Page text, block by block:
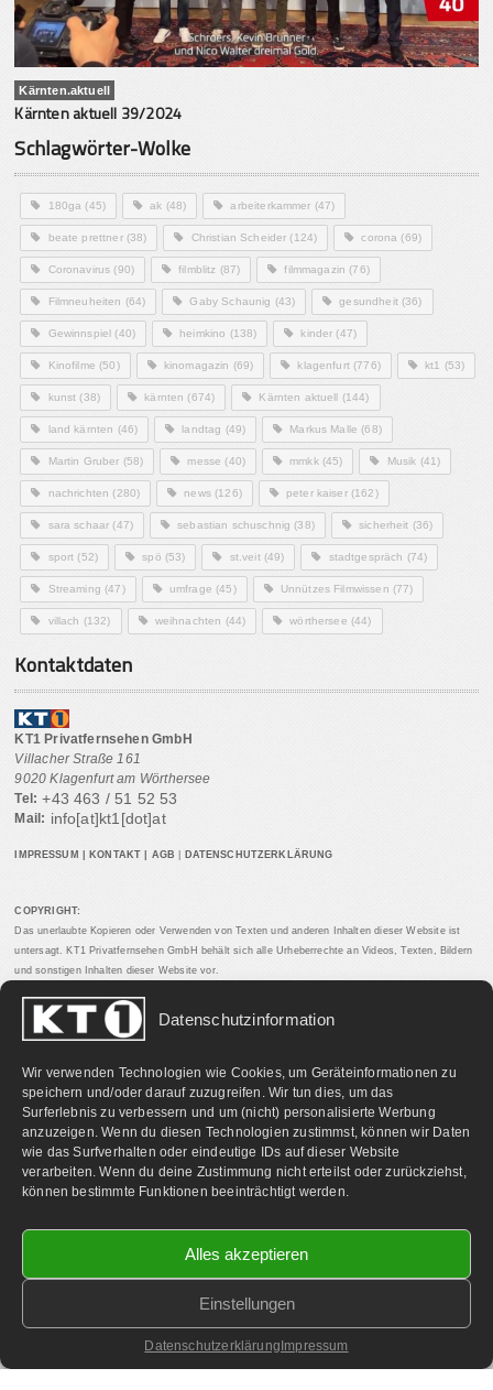
Datenschutzinformation
Wir verwenden Technologien wie Cookies, um Geräteinformationen zu
speichern und/oder darauf zuzugreifen. Wir tun dies, um das
Surferlebnis zu verbessern und um (nicht) personalisierte Werbung
anzuzeigen. Wenn du diesen Technologien zustimmst, können wir Daten
wie das Surfverhalten oder eindeutige IDs auf dieser Website
verarbeiten. Wenn du deine Zustimmung nicht erteilst oder zurückziehst,
können bestimmte Funktionen beeinträchtigt werden.
Alles akzeptieren
Einstellungen
Datenschutzerklärung Impressum
Kärnten.aktuell
Kärnten aktuell 39/2024
Schlagwörter-Wolke
180ga (45) ak (48) arbeiterkammer (47)
beate prettner(38) Christian Scheider (124) corona (69)
Coronavirus (90) filmblitz (87) filmmagazin (76)
Filmneuheiten (64) Gaby Schaunig (43) gesundheit(36)
Gewinnspiel (40) heimkino (138) kinder (47)
Kinofilme (50) kinomagazin (69) klagenfurt(776) kt1 (53)
kunst (38) kärnten (674) Kärnten aktuell (144)
land kärnten (46) landtag (49) Markus Malle (68)
Martin Gruber (58) messe (40) mmkk(45) Musik (41)
nachrichten (280) news(126) peter kaiser(162)
sara schaar (47) sebastian schuschnig (38) sicherheit (36)
sport (52) spö (53) st.veit(49) stadtgespräch (74)
Streaming (47) umfrage (45) Unnützes Filmwissen (77)
villach (132) weihnachten (44) wörthersee (44)
Kontaktdaten
KT1 Privatfernsehen GmbH
Villacher Straße 161
9020 Klagenfurt am Wörthersee
Tel: +43 463 / 51 52 53
Mail: info[at]kt1[dot]at
IMPRESSUM KONTAKT AGB DATENSCHUTZERKLÄRUNG
COPYRIGHT:
Das unerlaubte Kopieren oder Verwenden von Texten und anderen Inhalten dieser Website ist
untersagt. KT1 Privatfernsehen GmbH behält sich alle Urheberrechte an Videos, Texten, Bildern
und sonstigen Inhalten dieser Website vor.
PARTNERLINKS:
2026 KT1 Privatfernsehen - Alle Rechte vorbehalten.
Homepage & Webbetreuung DF-Media.at